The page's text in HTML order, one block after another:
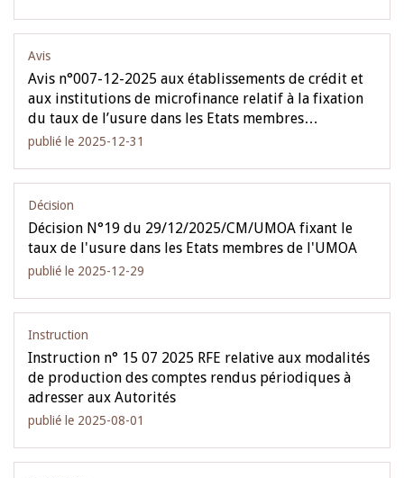
Avis
Avis n°007-12-2025 aux établissements de crédit et
aux institutions de microfinance relatif à la fixation
du taux de l’usure dans les Etats membres…
publié le 2025-12-31
Décision
Décision N°19 du 29/12/2025/CM/UMOA fixant le
taux de l'usure dans les Etats membres de l'UMOA
publié le 2025-12-29
Instruction
Instruction n° 15 07 2025 RFE relative aux modalités
de production des comptes rendus périodiques à
adresser aux Autorités
publié le 2025-08-01